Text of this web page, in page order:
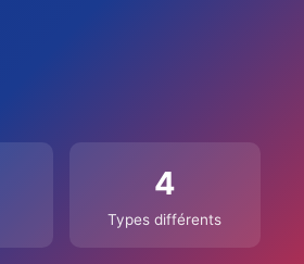
4
Types différents